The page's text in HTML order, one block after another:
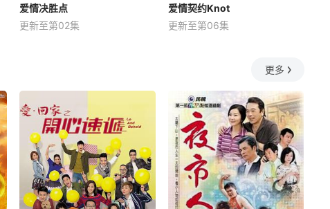
爱情决胜点
更新至第02集
爱情契约Knot
更新至第06集
更多